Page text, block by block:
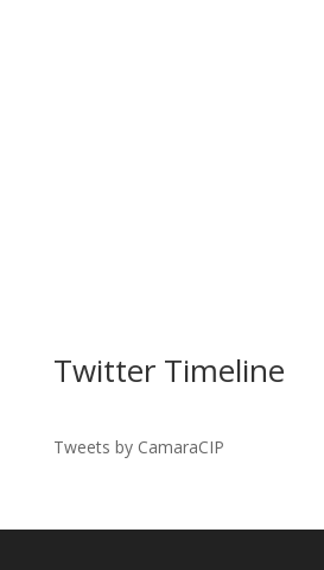
Twitter Timeline
Tweets by CamaraCIP